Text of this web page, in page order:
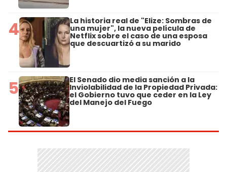
4 La historia real de "Elize: Sombras de
una mujer", la nueva película de
Netflix sobre el caso de una esposa
que descuartizó a su marido
5 El Senado dio media sanción a la
Inviolabilidad de la Propiedad Privada:
el Gobierno tuvo que ceder en la Ley
del Manejo del Fuego